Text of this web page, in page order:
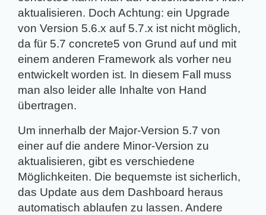
aktualisieren. Doch Achtung: ein Upgrade
von Version 5.6.x auf 5.7.x ist nicht möglich,
da für 5.7 concrete5 von Grund auf und mit
einem anderen Framework als vorher neu
entwickelt worden ist. In diesem Fall muss
man also leider alle Inhalte von Hand
übertragen.
Um innerhalb der Major-Version 5.7 von
einer auf die andere Minor-Version zu
aktualisieren, gibt es verschiedene
Möglichkeiten. Die bequemste ist sicherlich,
das Update aus dem Dashboard heraus
automatisch ablaufen zu lassen. Andere